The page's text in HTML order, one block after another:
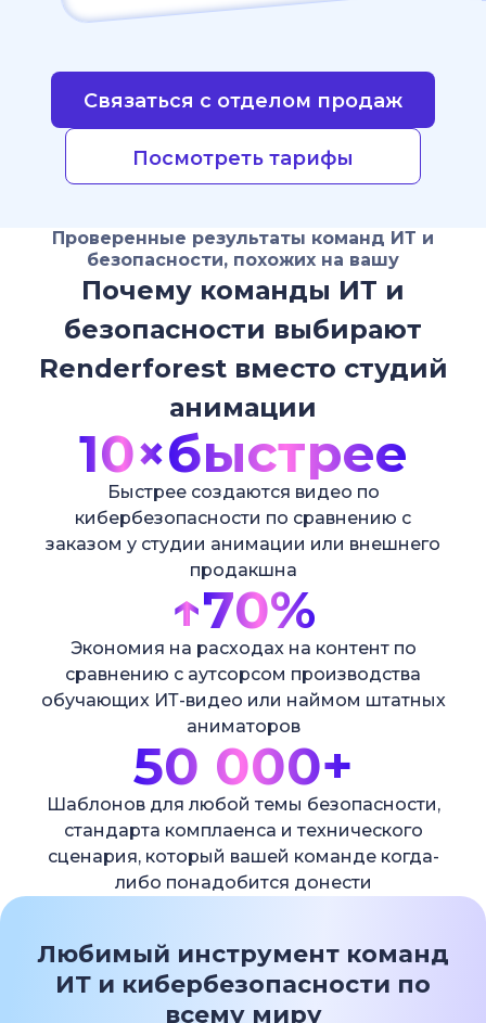
Связаться с отделом продаж
Посмотреть тарифы
Проверенные результаты команд ИТ и
безопасности, похожих на вашу
Почему команды ИТ и
безопасности выбирают
Renderforest вместо студий
анимации
10×быстрее
Быстрее создаются видео по
кибербезопасности по сравнению с
заказом у студии анимации или внешнего
продакшна
↑70%
Экономия на расходах на контент по
сравнению с аутсорсом производства
обучающих ИТ-видео или наймом штатных
аниматоров
50 000+
Шаблонов для любой темы безопасности,
стандарта комплаенса и технического
сценария, который вашей команде когда-
либо понадобится донести
Любимый инструмент команд
ИТ и кибербезопасности по
всему миру